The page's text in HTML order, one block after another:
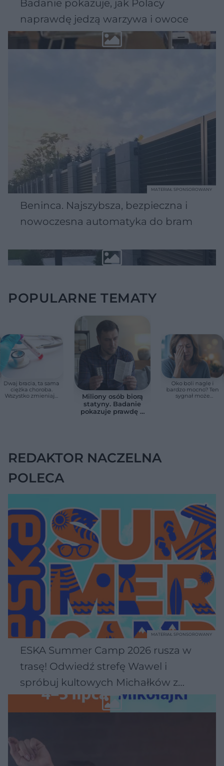
Badanie pokazuje, jak Polacy
naprawdę jedzą warzywa i owoce
Beninca. Najszybsza, bezpieczna i
nowoczesna automatyka do bram
MATERIAŁ SPONSOROWANY
POPULARNE TEMATY
Dwaj bracia, ta sama
ciężka choroba.
Wszystko zmieniają
Miliony osób biorą
statyny. Badanie
pokazuje prawdę o
Oko boli nagle i
bardzo mocno? Ten
sygnał może
REDAKTOR NACZELNA
POLECA
ESKA Summer Camp 2026 rusza w
trasę! Odwiedź strefę Wawel i
spróbuj kultowych Michałków z
Wawelu
MATERIAŁ SPONSOROWANY